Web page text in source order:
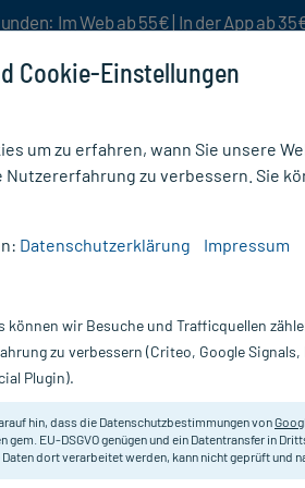
Im Web ab 55€ | In der App ab
Nur für kurze Zeit:Gratis-Versand* ab
Hylo-
Cookie-Einstellungen
um zu erfahren, wann Sie unsere
Nutzererfahrung zu verbessern. Sie
Datenschutzerklärung Impressum
können wir Besuche und Trafficquellen
zu verbessern (Criteo, Google
Plugin).
hin, dass die Datenschutzbestimmungen von
gem. EU-DSGVO genügen und ein Datentransfer in
Daten dort verarbeitet werden, kann nicht geprüft und